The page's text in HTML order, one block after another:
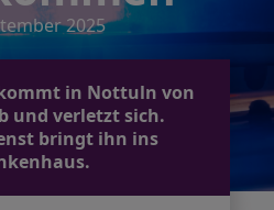
2025
in Nottuln von
und verletzt sich.
bringt ihn ins